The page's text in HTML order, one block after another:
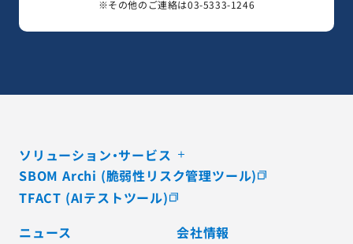
※その他のご連絡は03-5333-1246
ソリューション・サービス
SBOM Archi (脆弱性リスク管理ツール)
TFACT (AIテストツール)
ニュース
会社情報